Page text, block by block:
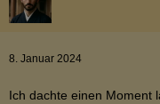
8. Januar 2024
Ich dachte einen Moment